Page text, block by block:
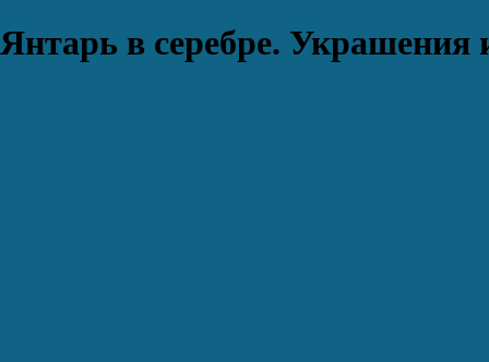
Янтарь в серебре. Украшения